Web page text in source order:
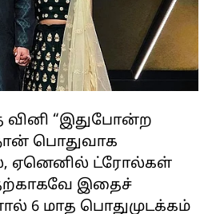
வினி “இதுபோன்ற
பொதுவாக
ஏனெனில் ட்ரோல்கள்
இதைச்
6 மாத பொதுமுடக்கம்